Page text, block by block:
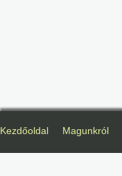
Kezdőoldal Magunkról